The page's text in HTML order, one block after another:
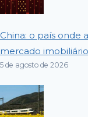
China: o país onde
mercado
5 de agosto de 2026